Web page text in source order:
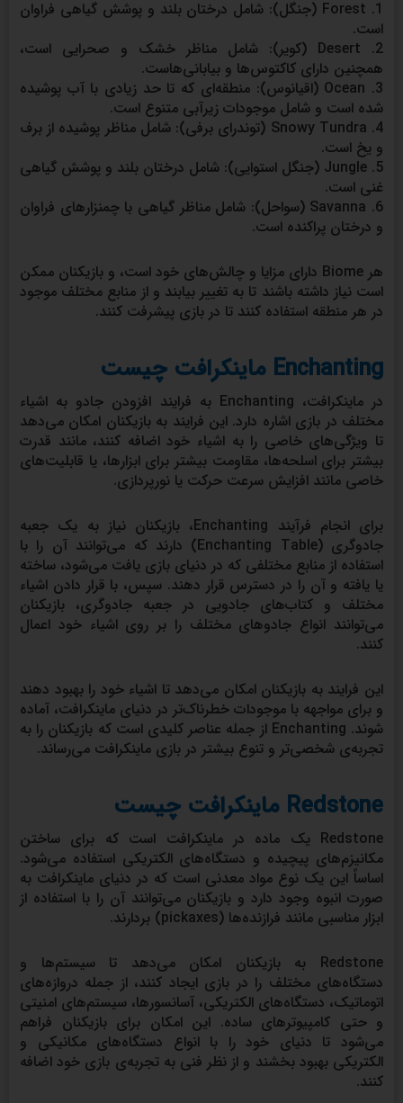
1. Forest (جنگل): شامل درختان بلند و پوشش گیاهی فراوان
است.
2. Desert (کویر): شامل مناظر خشک و صحرایی است،
همچنین دارای کاکتوس‌ها و بیابانی‌هاست.
3. Ocean (اقیانوس): منطقه‌ای که تا حد زیادی با آب پوشیده
شده است و شامل موجودات زیرآبی متنوع است.
4. Snowy Tundra (توندرای برفی): شامل مناظر پوشیده از برف
و یخ است.
5. Jungle (جنگل استوایی): شامل درختان بلند و پوشش گیاهی
غنی است.
6. Savanna (سواحل): شامل مناظر گیاهی با چمنزارهای فراوان
و درختان پراکنده است.
هر Biome دارای مزایا و چالش‌های خود است، و بازیکنان ممکن
است نیاز داشته باشند تا به تغییر بیابند و از منابع مختلف موجود
در هر منطقه استفاده کنند تا در بازی پیشرفت کنند.
Enchanting ماینکرافت چیست
در ماینکرافت، Enchanting به فرایند افزودن جادو به اشیاء
مختلف در بازی اشاره دارد. این فرایند به بازیکنان امکان می‌دهد
تا ویژگی‌های خاصی را به اشیاء خود اضافه کنند، مانند قدرت
بیشتر برای اسلحه‌ها، مقاومت بیشتر برای ابزارها، یا قابلیت‌های
خاصی مانند افزایش سرعت حرکت یا نورپردازی.
برای انجام فرآیند Enchanting، بازیکنان نیاز به یک جعبه
جادوگری (Enchanting Table) دارند که می‌توانند آن را با
استفاده از منابع مختلفی که در دنیای بازی یافت می‌شود، ساخته
یا یافته و آن را در دسترس قرار دهند. سپس، با قرار دادن اشیاء
مختلف و کتاب‌های جادویی در جعبه جادوگری، بازیکنان
می‌توانند انواع جادوهای مختلف را بر روی اشیاء خود اعمال
کنند.
این فرایند به بازیکنان امکان می‌دهد تا اشیاء خود را بهبود دهند
و برای مواجهه با موجودات خطرناک‌تر در دنیای ماینکرافت، آماده
شوند. Enchanting از جمله عناصر کلیدی است که بازیکنان را به
تجربه‌ی شخصی‌تر و تنوع بیشتر در بازی ماینکرافت می‌رساند.
Redstone ماینکرافت چیست
Redstone یک ماده در ماینکرافت است که برای ساختن
مکانیزم‌های پیچیده و دستگاه‌های الکتریکی استفاده می‌شود.
اساساً این یک نوع مواد معدنی است که در دنیای ماینکرافت به
صورت انبوه وجود دارد و بازیکنان می‌توانند آن را با استفاده از
ابزار مناسبی مانند فرازنده‌ها (pickaxes) بردارند.
Redstone به بازیکنان امکان می‌دهد تا سیستم‌ها و
دستگاه‌های مختلف را در بازی ایجاد کنند، از جمله دروازه‌های
اتوماتیک، دستگاه‌های الکتریکی، آسانسورها، سیستم‌های امنیتی
و حتی کامپیوترهای ساده. این امکان برای بازیکنان فراهم
می‌شود تا دنیای خود را با انواع دستگاه‌های مکانیکی و
الکتریکی بهبود بخشند و از نظر فنی به تجربه‌ی بازی خود اضافه
کنند.